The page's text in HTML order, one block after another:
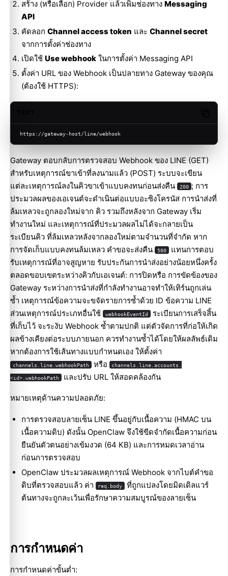
สร้าง (หรือเลือก) Provider แล้วเพิ่มช่องทาง Messaging
API
คัดลอก Channel access token และ Channel secret
จากการตั้งค่าช่องทาง
เปิดใช้ Use webhookในการตั้งค่า Messaging API
ตั้งค่า URL ของ Webhook เป็นปลายทาง Gateway ของคุณ
(ต้องใช้ HTTPS):
https://gateway-host/line/webhook
Gateway ตอบกลับการตรวจสอบ Webhook ของ LINE (GET)
สำหรับเหตุการณ์ขาเข้าที่ลงนามแล้ว (POST) ระบบจะเขียน
แต่ละเหตุการณ์ลงในคิวขาเข้าแบบคงทนก่อนส่งคืน
200 ; การ
ประมวลผลของเอเจนต์จะดำเนินต่อแบบอะซิงโครนัส การนำส่งที่
ล้มเหลวจะถูกลองใหม่จาก คิว รวมถึงหลังจาก Gateway เริ่ม
ทำงานใหม่ และเหตุการณ์ที่ประมวลผลไม่ได้จะกลายเป็น
ระเบียนคิว ที่ล้มเหลวหลังจากลองใหม่ตามจำนวนที่จำกัด หาก
การจัดเก็บแบบคงทนล้มเหลว คำขอจะส่งคืน
500 แทนการตอบ
รับเหตุการณ์ที่อาจสูญหาย รับประกันการนำส่งอย่างน้อยหนึ่งครั้ง
ตลอดขอบเขตระหว่างคิวกับเอเจนต์: การปิดหรือ การขัดข้องของ
Gateway ระหว่างการนำส่งที่กำลังทำงานอาจทำให้เทิร์นถูกเล่น
ซ้ำ เหตุการณ์ข้อความจะขจัดรายการซ้ำด้วย ID ข้อความ LINE
ส่วนเหตุการณ์ประเภทอื่นใช้
webhookEventId ระเบียนการเสร็จสิ้น
ที่เก็บไว้ จะระงับ Webhook ซ้ำตามปกติ แต่ตัวจัดการที่ก่อให้เกิด
ผลข้างเคียงต่อระบบภายนอก ควรทำงานซ้ำได้โดยให้ผลลัพธ์เดิม
หากต้องการใช้เส้นทางแบบกำหนดเอง ให้ตั้งค่า
channels.line.webhookPath หรือ channels.line.accounts.
<id>.webhookPath และปรับ URL ให้สอดคล้องกัน
หมายเหตุด้านความปลอดภัย:
การตรวจสอบลายเซ็น LINE ขึ้นอยู่กับเนื้อความ (HMAC บน
เนื้อความดิบ) ดังนั้น OpenClaw จึงใช้ขีดจำกัดเนื้อความก่อน
ยืนยันตัวตนอย่างเข้มงวด (64 KB) และการหมดเวลาอ่าน
ก่อนการตรวจสอบ
OpenClaw ประมวลผลเหตุการณ์ Webhook จากไบต์คำขอ
ดิบที่ตรวจสอบแล้ว ค่า
req.body
ที่ถูกแปลงโดยมิดเดิลแวร์
ต้นทางจะถูกละเว้นเพื่อรักษาความสมบูรณ์ของลายเซ็น
การกำหนดค่า
การกำหนดค่าขั้นต่ำ: